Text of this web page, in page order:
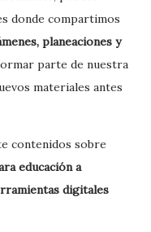
donde compartimos
planeaciones y
parte de nuestra
materiales antes
contenidos sobre
educación a
digitales